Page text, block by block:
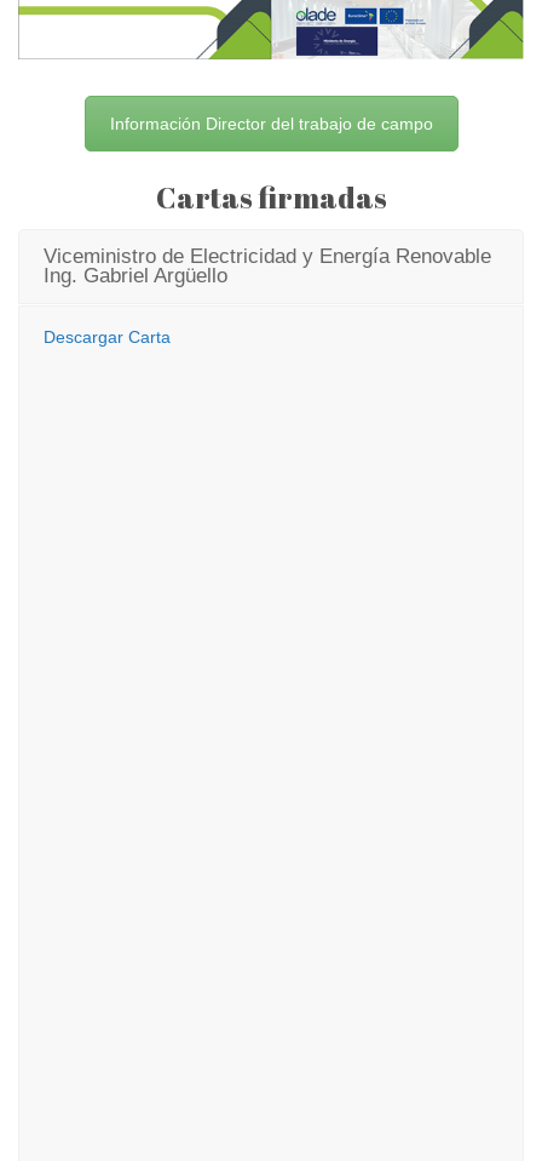
Información Director del trabajo de campo
Cartas firmadas
Viceministro de Electricidad y Energía Renovable
Ing. Gabriel Argüello
Descargar Carta